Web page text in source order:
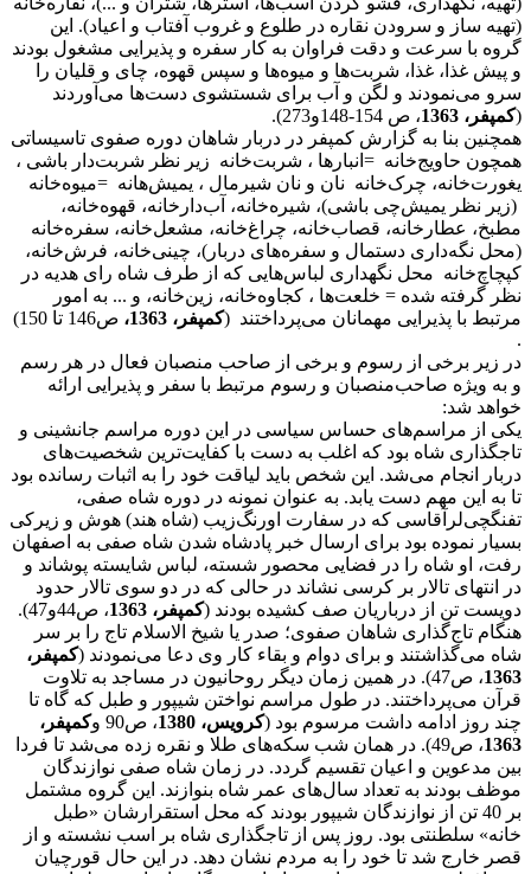
(تهیه ساز و سرودن نقاره در طلوع و غروب آفتاب و اعیاد). این
گروه با سرعت و دقت فراوان به کار سفره و پذیرایی مشغول بودند
و پیش غذا، غذا، شربت‌ها و میوه‌ها و سپس قهوه‌، چای و قلیان را
سرو می‌نمودند و لگن و آب برای شستشوی دست‌ها می‌آوردند
(کمپفر، 1363
، ص 154-148و273).
همچنین بنا به گزارش کمپفر در دربار شاهان دوره صفوی تاسیساتی
همچون حاویج‌خانه =انبارها ، شربت‌خانه زیر نظر شربت‌دار باشی ،
یغورت‌خانه، چرک‌خانه نان و نان شیرمال ، یمیش‌هانه =میوه‌خانه
(زیر نظر یمیش‌چی باشی)، شیره‌خانه، آب‌دارخانه، قهوه‌خانه،
مطبخ، عطارخانه، قصاب‌خانه، چراغ‌خانه، مشعل‌خانه، سفره‌خانه
(محل نگه‌داری دستمال و سفره‌های دربار)، چینی‌خانه، فرش‌خانه،
کپچاچ‌خانه محل نگهداری لباس‌هایی که از طرف شاه رای هدیه در
نظر گرفته شده = خلعت‌ها ، کجاوه‌خانه، زین‌خانه، و ... به امور
مرتبط با پذیرایی مهمانان می‌پرداختند (کمپفر، 1363،
ص146 تا 150)
.
در زیر برخی از رسوم و برخی از صاحب منصبان فعال در هر رسم
و به ویژه صاحب‌منصبان و رسوم مرتبط با سفر و پذیرایی ارائه
خواهد شد:
یکی از مراسم‌های حساس سیاسی در این دوره مراسم جانشینی و
تاجگذاری شاه بود که اغلب به دست با کفایت‌ترین شخصیت‌های
دربار انجام می‌شد. این شخص باید لیاقت خود را به اثبات رسانده بود
تا به این مهم دست یابد. به عنوان نمونه در دوره شاه صفی،
تفنگچی‌لرآقاسی که در سفارت اورنگ‌زیب (شاه هند) هوش و زیرکی
بسیار نموده بود برای ارسال خبر پادشاه شدن شاه صفی به اصفهان
رفت، او شاه را در فضایی محصور شسته، لباس شایسته پوشاند و
در انتهای تالار بر کرسی نشاند در حالی که در دو سوی تالار حدود
دویست تن از درباریان صف کشیده بودند (کمپفر، 1363
، ص44و47).
هنگام تاج‌گذاری شاهان صفوی؛ صدر یا شیخ الاسلام تاج را بر سر
شاه می‌گذاشتند و برای دوام و بقاء کار وی دعا می‌نمودند (کمپفر،
1363
، ص47). در همین زمان دیگر روحانیون در مساجد به تلاوت
قرآن می‌پرداختند. در طول مراسم نواختن شیپور و طبل که گاه تا
چند روز ادامه داشت مرسوم بود (کرویس، 1380 ، ص90 و
کمپفر،
1363
، ص49). در همان شب سکه‌های طلا و نقره زده می‌شد تا فردا
بین مدعوین و اعیان تقسیم گردد. در زمان شاه صفی نوازندگان
موظف بودند به تعداد سال‌های عمر شاه بنوازند. این گروه مشتمل
بر 40 تن از نوازندگان شیپور بودند که محل استقرارشان «طبل
خانه» سلطنتی بود. روز پس از تاجگذاری شاه بر اسب نشسته و از
قصر خارج ‌شد تا خود را به مردم نشان دهد. در این حال قورچیان